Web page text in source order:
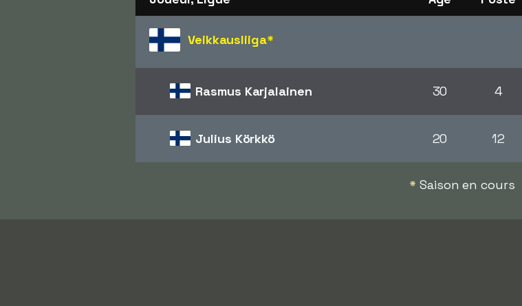
Veikkausliiga*
Rasmus Karjalainen 30 4
Julius Körkkö 20 12
* Saison en cours